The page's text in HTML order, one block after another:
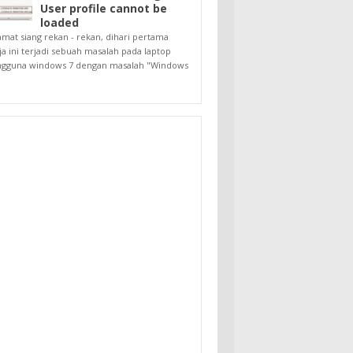
User profile cannot be
loaded
siang rekan - rekan, dihari pertama
ini terjadi sebuah masalah pada laptop
windows 7 dengan masalah "Windows